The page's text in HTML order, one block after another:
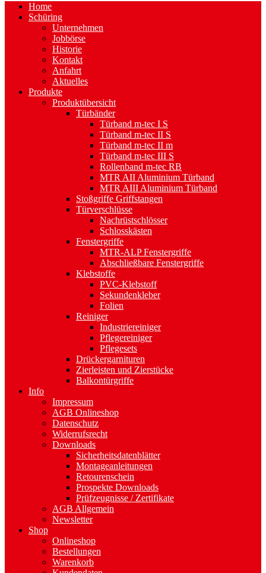
Home
Schüring
Unternehmen
Jobbörse
Historie
Kontakt
Anfahrt
Aktuelles
Produkte
Produktübersicht
Türbänder
Türband m-tec I S
Türband m-tec II S
Türband m-tec II m
Türband m-tec III S
Rollenband m-tec RB
MTR AII Aluminium Türband
MTR AIII Aluminium Türband
Stoßgriffe Griffstangen
Türverschlüsse
Nachrüstschlösser
Schlosskästen
Fenstergriffe
MTR-ALP Fenstergriffe
Abschließbare Fenstergriffe
Klebstoffe
PVC-Klebstoff
Sekundenkleber
Folien
Reiniger
Industriereiniger
Pflegereiniger
Pflegesets
Drückergarnituren
Zierleisten und Zierstücke
Balkontürgriffe
Info
Impressum
AGB Onlineshop
Datenschutz
Widerrufsrecht
Downloads
Sicherheitsdatenblätter
Montageanleitungen
Retourenschein
Prospekte Downloads
Prüfzeugnisse / Zertifikate
AGB Allgemein
Newsletter
Shop
Onlineshop
Bestellungen
Warenkorb